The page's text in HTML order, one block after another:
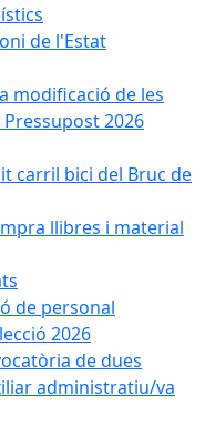
de l'Estat
modificació de les
Pressupost 2026
carril bici del Bruc de
llibres i material
de personal
2026
de dues
administratiu/va